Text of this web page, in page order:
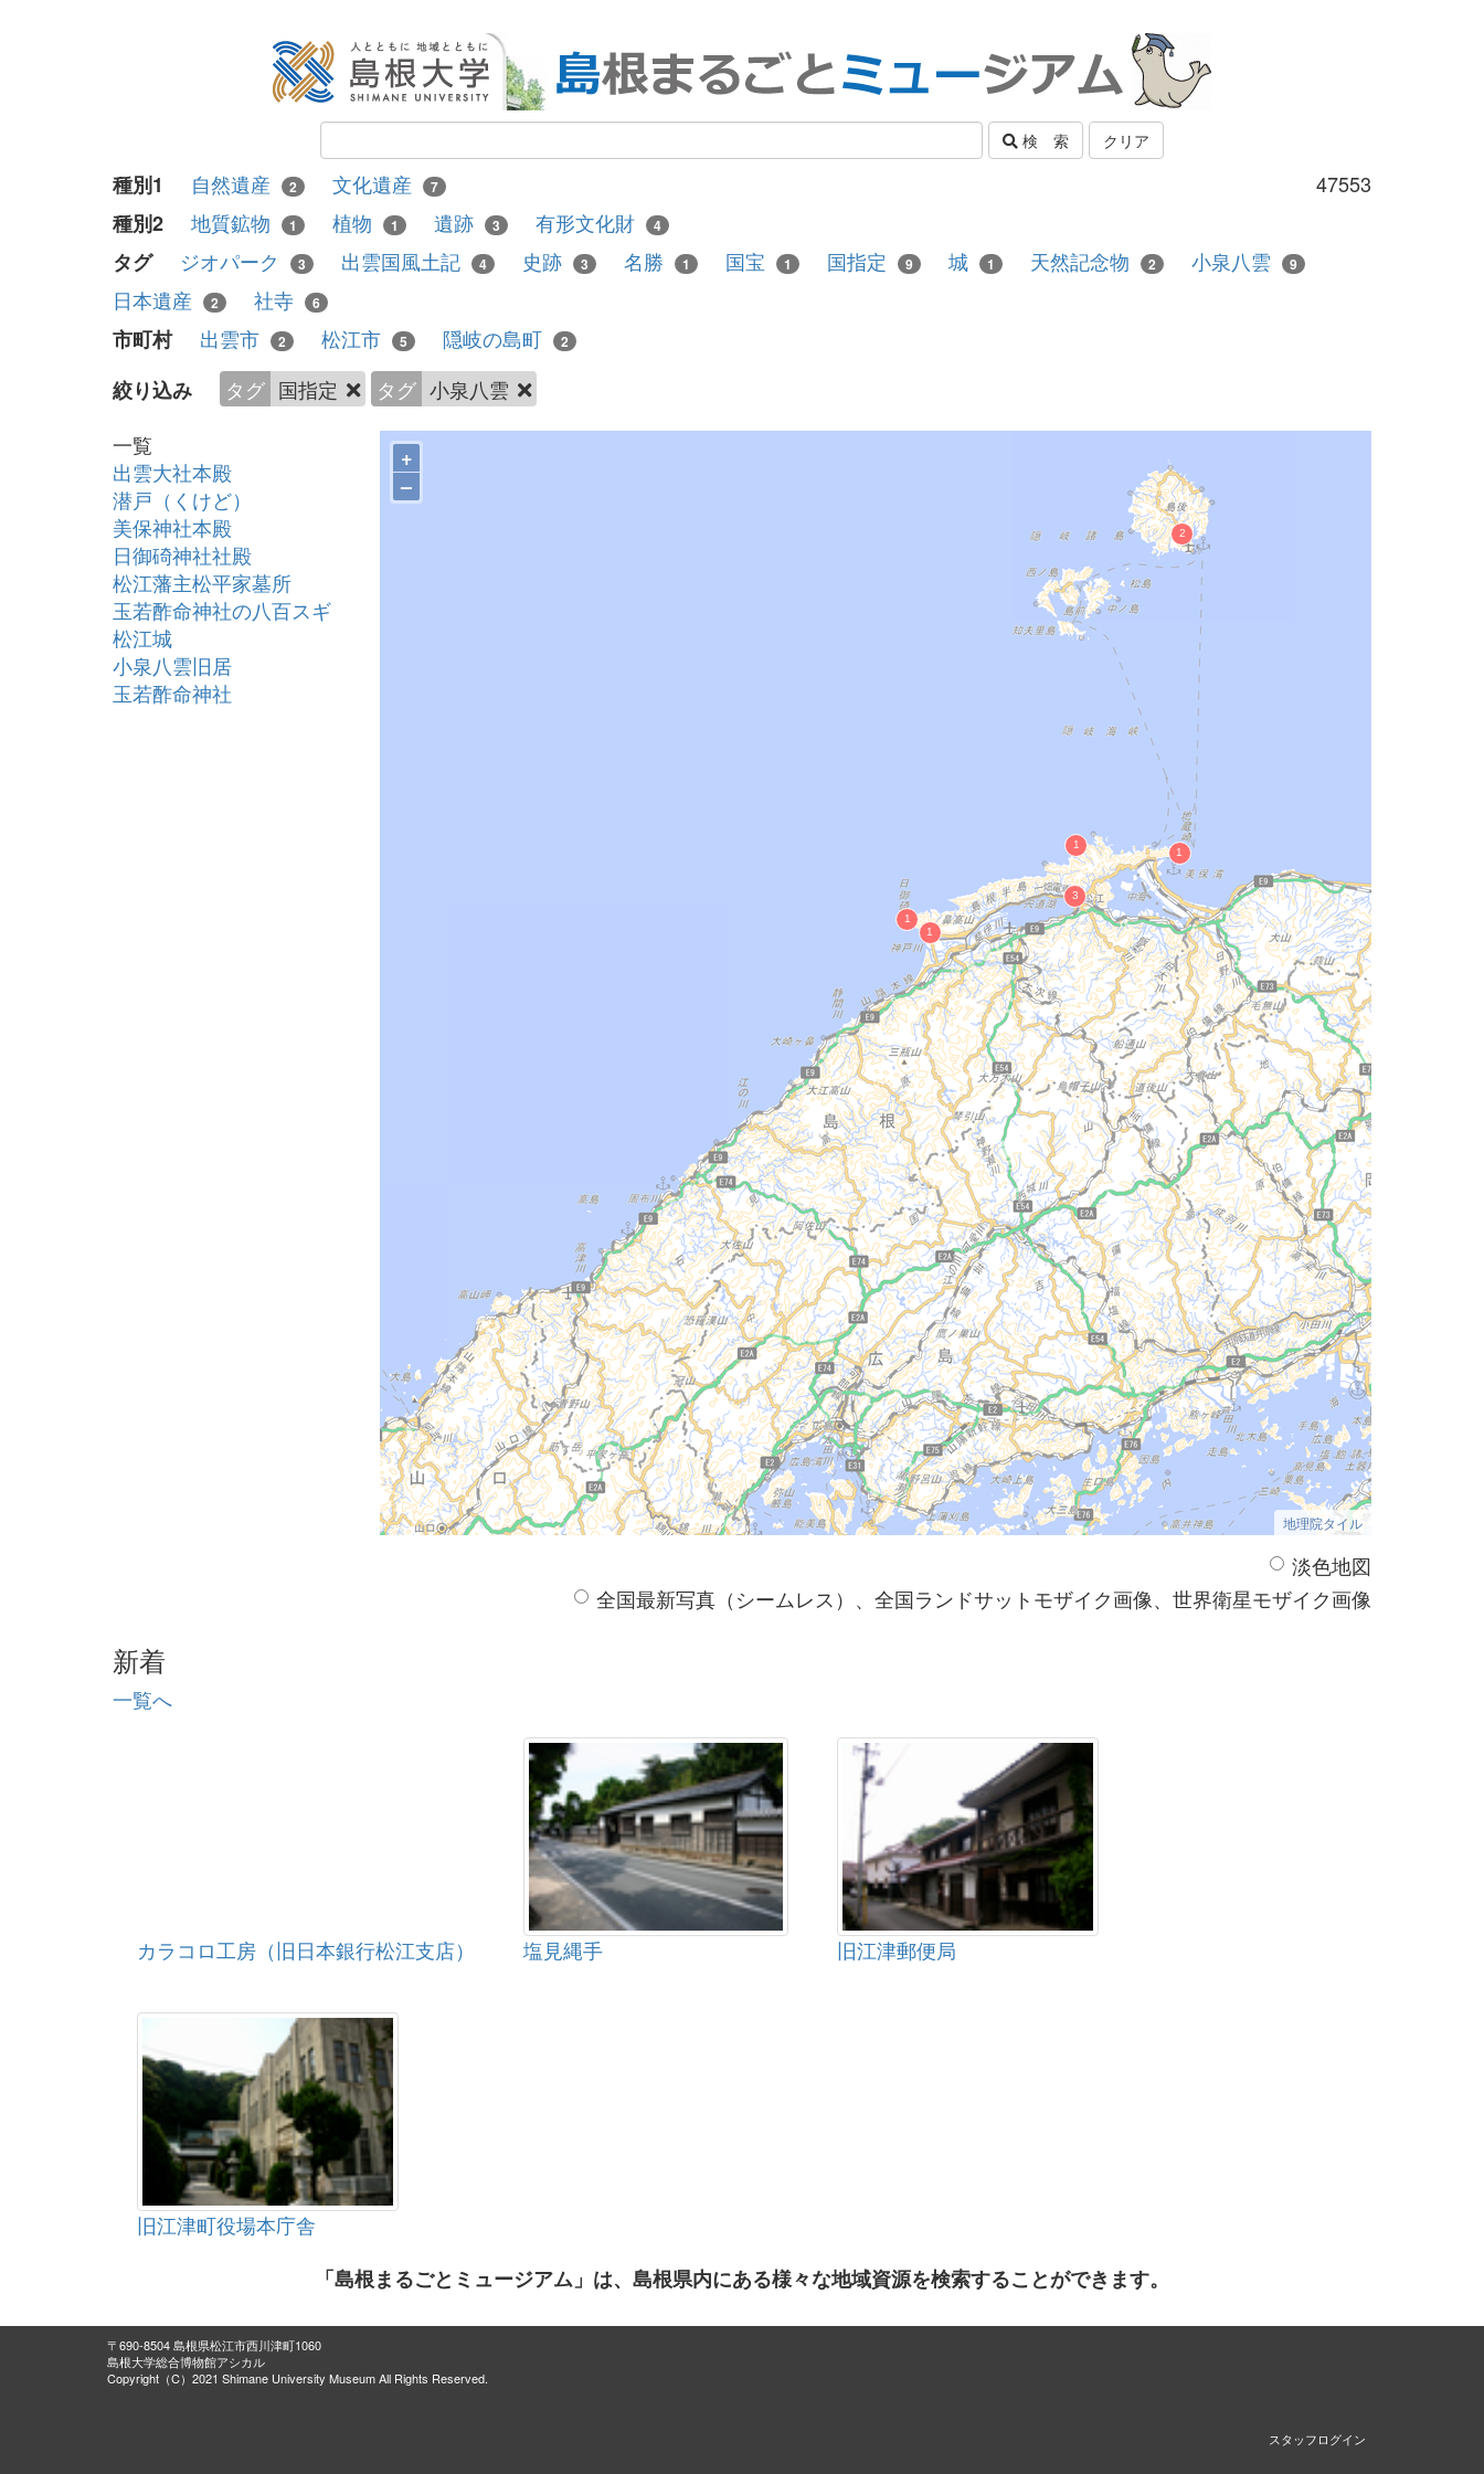
検 索 クリア
47553
種別1 自然遺産 2 文化遺産 7
種別2 地質鉱物 1 植物 1 遺跡 3 有形文化財 4
タグ ジオパーク 3 出雲国風土記 4 史跡 3 名勝 1 国宝 1 国指定 9 城 1 天然記念物 2 小泉八雲 9
日本遺産 2 社寺 6
市町村 出雲市 2 松江市 5 隠岐の島町 2
絞り込み タグ 国指定 タグ 小泉八雲
一覧
出雲大社本殿
潜戸（くけど）
美保神社本殿
日御碕神社社殿
松江藩主松平家墓所
玉若酢命神社の八百スギ
松江城
小泉八雲旧居
玉若酢命神社
+
–
地理院タイル
淡色地図
全国最新写真（シームレス）、全国ランドサットモザイク画像、世界衛星モザイク画像
新着
一覧へ
カラコロ工房（旧日本銀行松江支店） 塩見縄手 旧江津郵便局
旧江津町役場本庁舎
「島根まるごとミュージアム」は、島根県内にある様々な地域資源を検索することができます。
〒690-8504 島根県松江市西川津町1060
島根大学総合博物館アシカル
Copyright（C）2021 Shimane University Museum All Rights Reserved.
スタッフログイン